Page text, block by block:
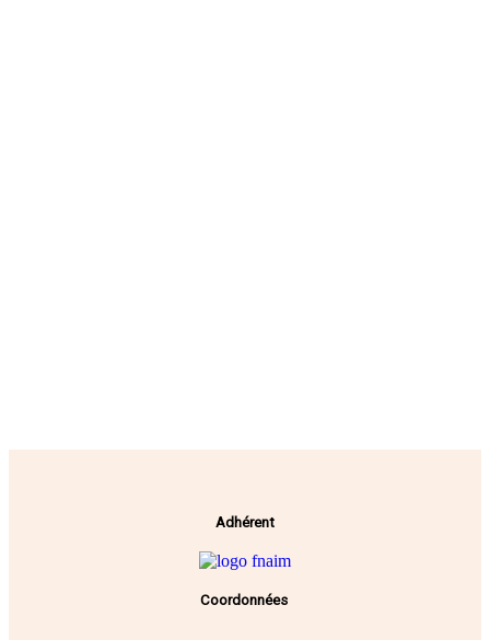
Adhérent
Coordonnées